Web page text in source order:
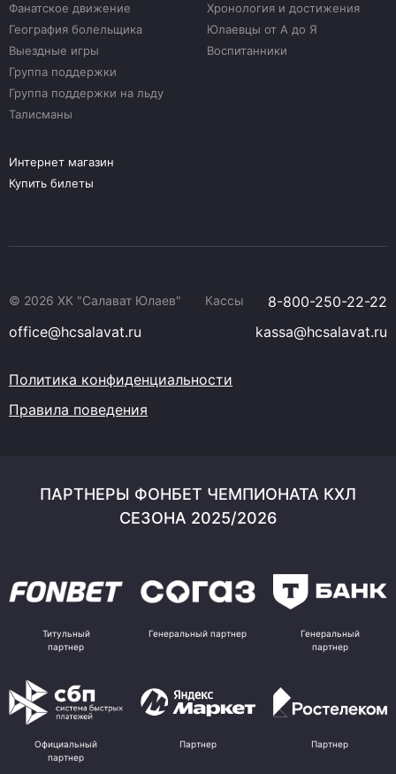
Фанатское движение
География болельщика
Выездные игры
Группа поддержки
Группа поддержки на льду
Талисманы
Хронология и достижения
Юлаевцы от А до Я
Воспитанники
Интернет магазин
Купить билеты
© 2026 ХК "Салават Юлаев" Кассы
8-800-250-22-22
office@hcsalavat.ru
kassa@hcsalavat.ru
Политика конфиденциальности
Правила поведения
ПАРТНЕРЫ ФОНБЕТ ЧЕМПИОНАТА КХЛ
СЕЗОНА 2025/2026
Титульный
партнер
Генеральный партнер
Генеральный
партнер
Официальный
партнер
Партнер Партнер